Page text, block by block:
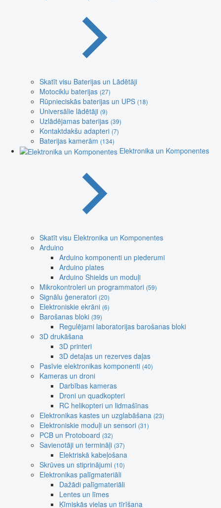
Skatīt visu Baterijas un Lādētāji
Motociklu baterijas (27)
Rūpnieciskās baterijas un UPS (18)
Universālie lādētāji (9)
Uzlādējamas baterijas (39)
Kontaktdakšu adapteri (7)
Baterijas kamerām (134)
Elektronika un Komponentes
Skatīt visu Elektronika un Komponentes
Arduino
Arduino komponenti un piederumi
Arduino plates
Arduino Shields un moduļi
Mikrokontroleri un programmatori (59)
Signālu ģeneratori (20)
Elektroniskie ekrāni (6)
Barošanas bloki (39)
Regulējami laboratorijas barošanas bloki
3D drukāšana
3D printeri
3D detaļas un rezerves daļas
Pasīvie elektronikas komponenti (40)
Kameras un droni
Darbības kameras
Droni un quadkopteri
RC helikopteri un lidmašīnas
Elektronikas kastes un uzglabāšana (23)
Elektroniskie moduļi un sensori (31)
PCB un Protoboard (32)
Savienotāji un termināļi (37)
Elektriskā kabeļošana
Skrūves un stiprinājumi (10)
Elektronikas palīgmateriāli
Dažādi palīgmateriāli
Lentes un līmes
Ķīmiskās vielas un tīrīšana